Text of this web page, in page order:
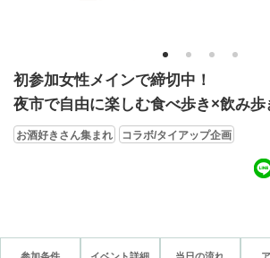
1 2 3 4
初参加女性メインで締切中！
夜市で自由に楽しむ食べ歩き×飲み歩
お酒好きさん集まれ コラボ/タイアップ企画